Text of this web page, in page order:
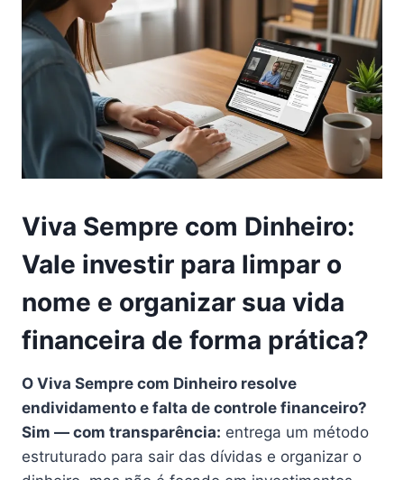
Viva Sempre com Dinheiro:
Vale investir para limpar o
nome e organizar sua vida
financeira de forma prática?
O Viva Sempre com Dinheiro resolve
endividamento e falta de controle financeiro?
Sim — com transparência: entrega um método
estruturado para sair das dívidas e organizar o